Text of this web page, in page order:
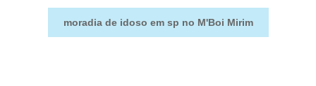
moradia de idoso em sp no M'Boi Mirim